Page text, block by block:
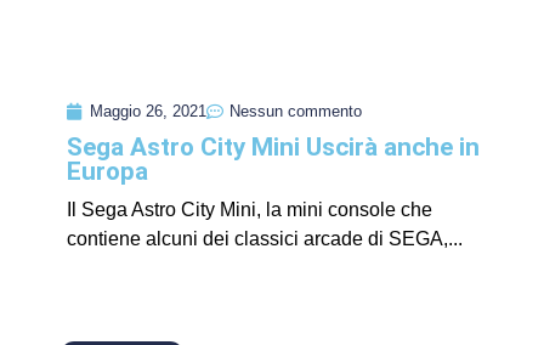
Maggio 26, 2021 Nessun commento
Sega Astro City Mini Uscirà anche in
Europa
Il Sega Astro City Mini, la mini console che
contiene alcuni dei classici arcade di SEGA,...